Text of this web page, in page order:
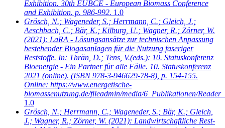
Exhibition. 30th EUBCE - European Biomass Conference
and Exhibition. p. 986-992. 1.0
Grösch, N.; Wageneder, S.; Herrmann, C.; Gleich, J.;
Aeschbach, C.; Bär, K.; Kilburg, U.; Wagner, R.; Zörner, W.
(2021): LaRA - Lösungsansätze zur technischen Anpassung
bestehender Biogasanlagen für die Nutzung faseriger
Reststoffe. In: Thrän, D.; Tens, V.(eds.): 10. Statuskonferenz
Bioenergie - Ein Partner für alle Fälle. 10. Statuskonferenz
2021 (online). (ISBN 978-3-946629-78-8), p. 154-155.
Online: https://www.energetische-
biomassenutzung.de/fileadmin/media/6_Publikationen/
1.0
Grösch, N.; Herrmann, C.; Wageneder, S.; Bär, K.; Gleich,
J.; Wagner, R.; Zörner, W. (2021): Landwirtschaftliche Rest-